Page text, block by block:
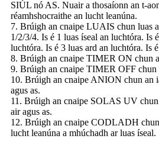
SIÚL nó AS. Nuair a thosaíonn an t-
réamhshocraithe an lucht leanúna.
7. Brúigh an cnaipe LUAIS chun luas
1/2/3/4. Is é 1 luas íseal an luchtóra. Is
luchtóra. Is é 3 luas ard an luchtóra. Is
8. Brúigh an cnaipe TIMER ON chun
9. Brúigh an cnaipe TIMER OFF chun
10. Brúigh an cnaipe ANION chun an
agus as.
11. Brúigh an cnaipe SOLAS UV chun
air agus as.
12. Brúigh an cnaipe CODLADH chun
lucht leanúna a mhúchadh ar luas íseal.